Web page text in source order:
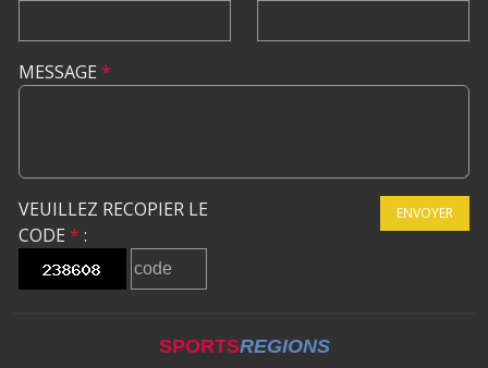
MESSAGE *
VEUILLEZ RECOPIER LE
CODE * :
ENVOYER
SPORTSREGIONS